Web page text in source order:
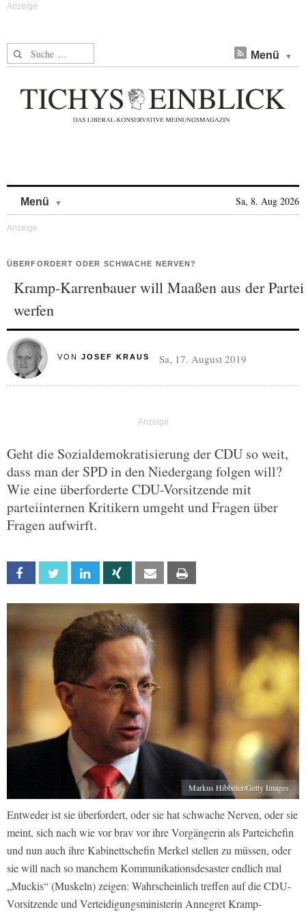
Suche nach: Menü
Menü Sa, 8. Aug 2026
ÜBERFORDERT ODER SCHWACHE NERVEN?
Kramp-Karrenbauer will Maaßen aus der Partei
werfen
VON JOSEF KRAUS Sa, 17. August 2019
Geht die Sozialdemokratisierung der CDU so weit,
dass man der SPD in den Niedergang folgen will?
Wie eine überforderte CDU-Vorsitzende mit
parteiinternen Kritikern umgeht und Fragen über
Fragen aufwirft.
Facebook Twitter Linkedin Xing Email
Markus Hibbeler/Getty Images
Entweder ist sie überfordert, oder sie hat schwache Nerven, oder sie
meint, sich nach wie vor brav vor ihre Vorgängerin als Parteichefin
und nun auch ihre Kabinettschefin Merkel stellen zu müssen, oder
sie will nach so manchem Kommunikationsdesaster endlich mal
„Muckis“ (Muskeln) zeigen: Wahrscheinlich treffen auf die CDU-
Vorsitzende und Verteidigungsministerin Annegret Kramp-